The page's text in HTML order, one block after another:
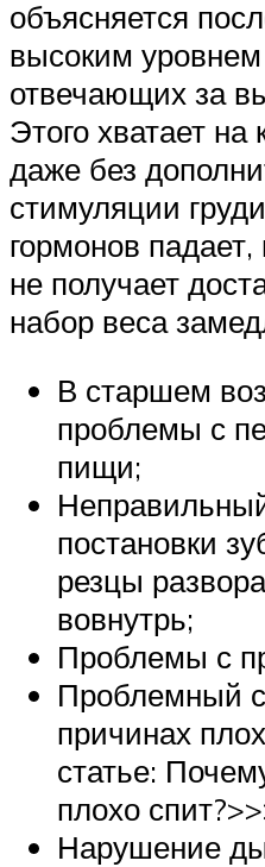
объясняется
высоким
отвечающих за
Этого хватает на
даже без
стимуляции
гормонов
не получает
набор веса
В старшем
проблемы с
пищи;
постановки
резцы
вовнутрь;
Проблемы с
Проблемный
причинах
статье:
плохо
Нарушение